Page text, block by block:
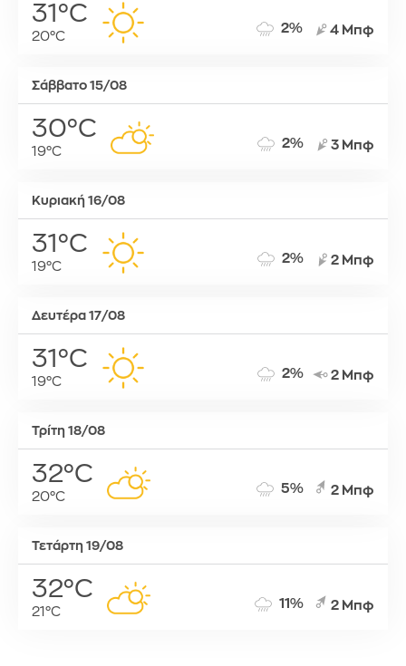
31°C
20°C
2% 4 Μπφ
Σάββατο 15/08
30°C
19°C
2% 3 Μπφ
Κυριακή 16/08
31°C
19°C
2% 2 Μπφ
Δευτέρα 17/08
31°C
19°C
2% 2 Μπφ
Τρίτη 18/08
32°C
20°C
5% 2 Μπφ
Τετάρτη 19/08
32°C
21°C
11% 2 Μπφ